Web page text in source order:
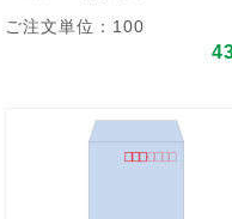
ご注文単位：100